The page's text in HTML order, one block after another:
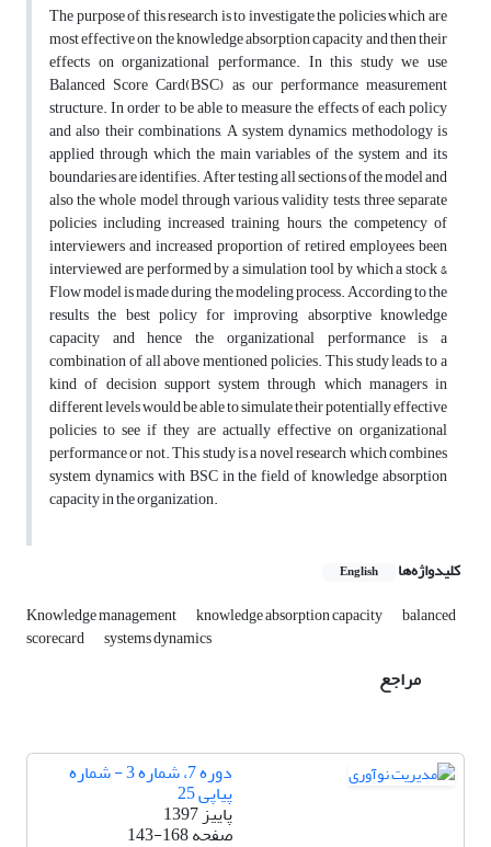
The purpose of this research is to investigate the policies which are
most effective on the knowledge absorption capacity and then their
effects on organizational performance. In this study we use
Balanced Score Card(BSC) as our performance measurement
structure. In order to be able to measure the effects of each policy
and also their combinations, A system dynamics methodology is
applied through which the main variables of the system and its
boundaries are identifies. After testing all sections of the model and
also the whole model through various validity tests, three separate
policies including increased training hours, the competency of
interviewers and increased proportion of retired employees been
interviewed are performed by a simulation tool by which a stock &
Flow model is made during the modeling process. According to the
results the best policy for improving absorptive knowledge
capacity and hence the organizational performance is a
combination of all above mentioned policies. This study leads to a
kind of decision support system through which managers in
different levels would be able to simulate their potentially effective
policies to see if they are actually effective on organizational
performance or not. This study is a novel research which combines
system dynamics with BSC in the field of knowledge absorption
capacity in the organization.
کلیدواژه‌ها English
Knowledge management knowledge absorption capacity balanced
scorecard systems dynamics
مراجع
دوره 7، شماره 3 - شماره
پیاپی 25
پاییز 1397
صفحه143-168